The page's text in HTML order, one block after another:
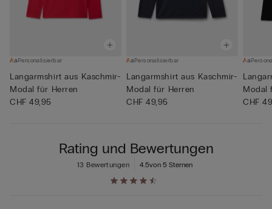
Personalisierbar
Langarmshirt aus Kaschmir-
Modal für Herren
CHF 49,95
Personalisierbar
Langarmshirt aus Kaschmir-
Modal für Herren
CHF 49,95
Modal
CHF
Rating und Bewertungen
4.5von 5 Sternen
13 Bewertungen